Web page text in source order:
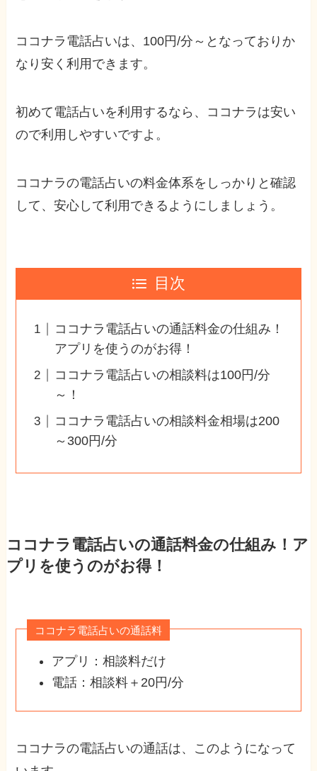
ココナラ電話占いは、100円/分～となっておりか
なり安く利用できます。
初めて電話占いを利用するなら、ココナラは安い
ので利用しやすいですよ。
ココナラの電話占いの料金体系をしっかりと確認
して、安心して利用できるようにしましょう。
目次
ココナラ電話占いの通話料金の仕組み！
アプリを使うのがお得！
ココナラ電話占いの相談料は100円/分
～！
ココナラ電話占いの相談料金相場は200
～300円/分
ココナラ電話占いの通話料金の仕組み！ア
プリを使うのがお得！
ココナラ電話占いの通話料
アプリ：相談料だけ
電話：相談料＋20円/分
ココナラの電話占いの通話は、このようになって